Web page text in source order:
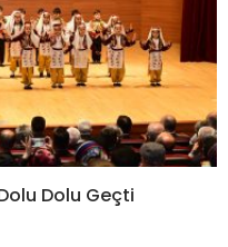
Dolu Geçti